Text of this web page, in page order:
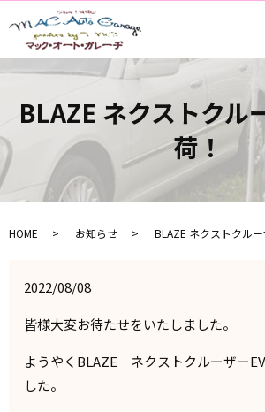
BLAZE ネクストクル
荷！
HOME お知らせ BLAZE ネクストクルー
2022/08/08
皆様大変お待たせをいたしました。
ようやくBLAZE ネクストクルーザー
した。